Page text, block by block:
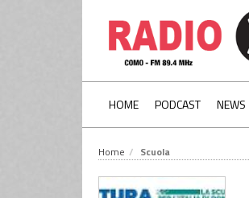
HOME PODCAST NEWS
Home Scuola